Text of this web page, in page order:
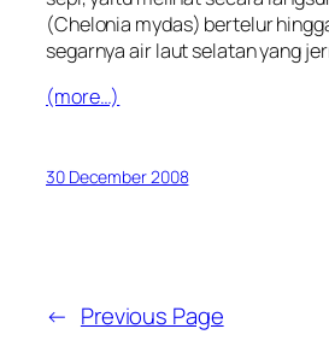
(Chelonia mydas) bertelur
segarnya air laut selatan yang
(more…)
30 December 2008
← Previous Page